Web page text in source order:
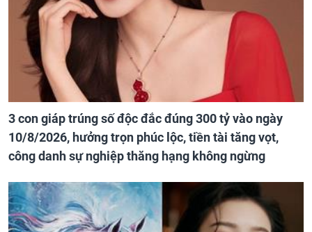
3 con giáp trúng số độc đắc đúng 300 tỷ vào ngày
10/8/2026, hưởng trọn phúc lộc, tiền tài tăng vọt,
công danh sự nghiệp thăng hạng không ngừng